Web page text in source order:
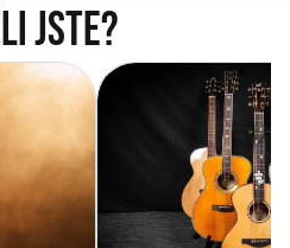
jste?
Music
Jak vybrat